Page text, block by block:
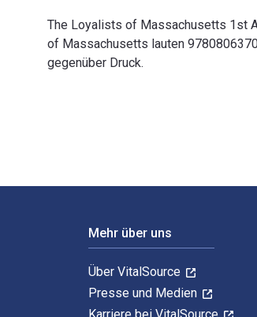
The Loyalists of Massachusetts 1st
of Massachusetts lauten
gegenüber Druck.
Mehr über uns
Über VitalSource
Presse und Medien